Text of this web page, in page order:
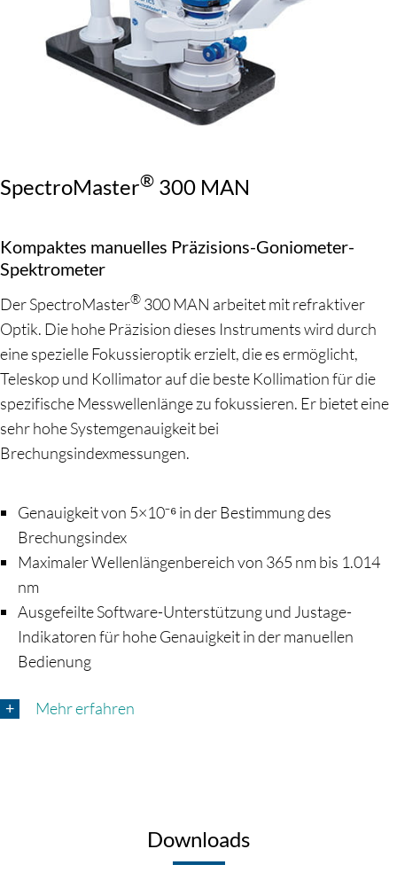
SpectroMaster® 300 MAN
Kompaktes manuelles Präzisions-Goniometer-
Spektrometer
Der SpectroMaster® 300 MAN arbeitet mit refraktiver
Optik. Die hohe Präzision dieses Instruments wird durch
eine spezielle Fokussieroptik erzielt, die es ermöglicht,
Teleskop und Kollimator auf die beste Kollimation für die
spezifische Messwellenlänge zu fokussieren. Er bietet eine
sehr hohe Systemgenauigkeit bei
Brechungsindexmessungen.
Genauigkeit von 5×10⁻⁶ in der Bestimmung des
Brechungsindex
Maximaler Wellenlängenbereich von 365 nm bis 1.014
nm
Ausgefeilte Software-Unterstützung und Justage-
Indikatoren für hohe Genauigkeit in der manuellen
Bedienung
Mehr erfahren
Downloads